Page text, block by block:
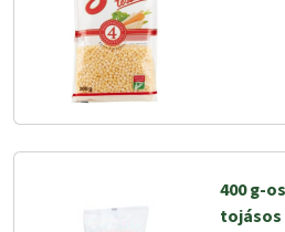
400 g-
tojásos